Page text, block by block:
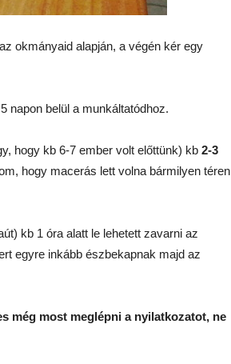
okmányaid alapján, a végén kér egy
napon belül a munkáltatódhoz.
hogy kb 6-7 ember volt előttünk) kb 2-3
hogy macerás lett volna bármilyen téren
kb 1 óra alatt le lehetett zavarni az
egyre inkább észbekapnak majd az
még most meglépni a nyilatkozatot, ne